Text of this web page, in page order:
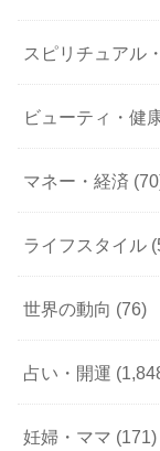
スピリチュアル
ビューティ・健
マネー・経済
ライフスタイル
世界の動向 (76)
占い・開運
妊婦・ママ (171)